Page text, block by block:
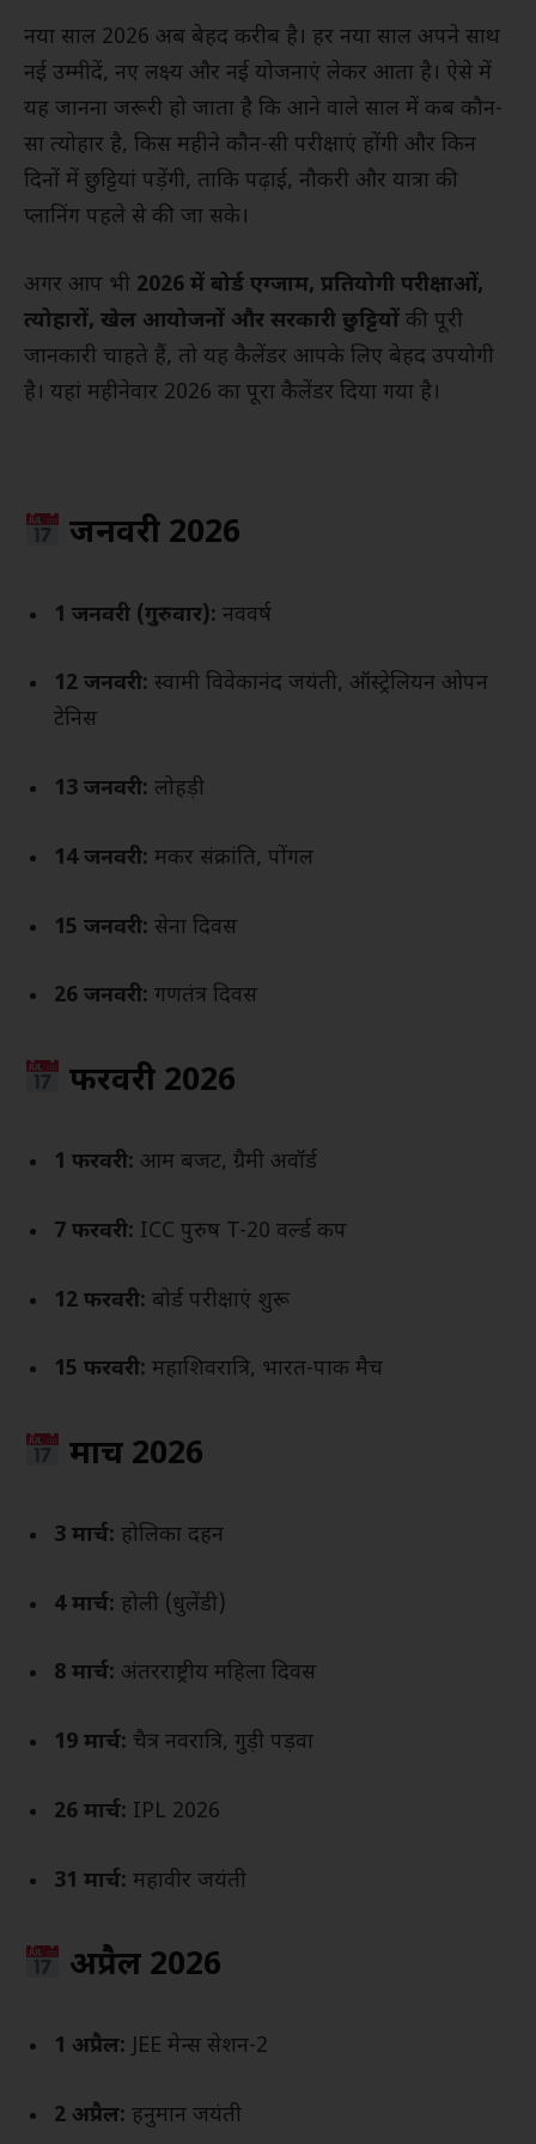
नया साल 2026 अब बेहद करीब है। हर नया साल अपने साथ
नई उम्मीदें, नए लक्ष्य और नई योजनाएं लेकर आता है। ऐसे में
यह जानना जरूरी हो जाता है कि आने वाले साल में कब कौन-
सा त्योहार है, किस महीने कौन-सी परीक्षाएं होंगी और किन
दिनों में छुट्टियां पड़ेंगी, ताकि पढ़ाई, नौकरी और यात्रा की
प्लानिंग पहले से की जा सके।
अगर आप भी 2026 में बोर्ड एग्जाम, प्रतियोगी परीक्षाओं,
त्योहारों, खेल आयोजनों और सरकारी छुट्टियों की पूरी
जानकारी चाहते हैं, तो यह कैलेंडर आपके लिए बेहद उपयोगी
है। यहां महीनेवार 2026 का पूरा कैलेंडर दिया गया है।
जनवरी 2026
1 जनवरी (गुरुवार): नववर्ष
12 जनवरी: स्वामी विवेकानंद जयंती, ऑस्ट्रेलियन ओपन
टेनिस
13 जनवरी: लोहड़ी
14 जनवरी: मकर संक्रांति, पोंगल
15 जनवरी: सेना दिवस
26 जनवरी: गणतंत्र दिवस
फरवरी 2026
1 फरवरी: आम बजट, ग्रैमी अवॉर्ड
7 फरवरी: ICC पुरुष T-20 वर्ल्ड कप
12 फरवरी: बोर्ड परीक्षाएं शुरू
15 फरवरी: महाशिवरात्रि, भारत-पाक मैच
मार्च 2026
3 मार्च: होलिका दहन
4 मार्च: होली (धुलेंडी)
8 मार्च: अंतरराष्ट्रीय महिला दिवस
19 मार्च: चैत्र नवरात्रि, गुड़ी पड़वा
26 मार्च: IPL 2026
31 मार्च: महावीर जयंती
अप्रैल 2026
1 अप्रैल: JEE मेन्स सेशन-2
2 अप्रैल: हनुमान जयंती